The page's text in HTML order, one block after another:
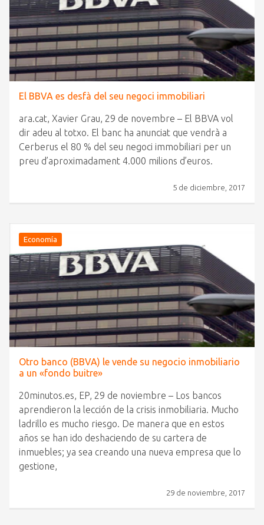
El BBVA es desfà del seu negoci immobiliari
ara.cat, Xavier Grau, 29 de novembre – El BBVA vol
dir adeu al totxo. El banc ha anunciat que vendrà a
Cerberus el 80 % del seu negoci immobiliari per un
preu d’aproximadament 4.000 milions d’euros.
5 de diciembre, 2017
Economía
Otro banco (BBVA) le vende su negocio inmobiliario
a un «fondo buitre»
20minutos.es, EP, 29 de noviembre – Los bancos
aprendieron la lección de la crisis inmobiliaria. Mucho
ladrillo es mucho riesgo. De manera que en estos
años se han ido deshaciendo de su cartera de
inmuebles; ya sea creando una nueva empresa que lo
gestione,
29 de noviembre, 2017